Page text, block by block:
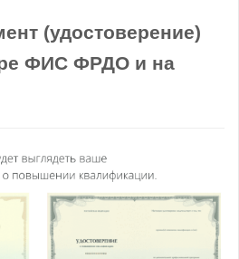
(удостоверение)
ФИС ФРДО и на